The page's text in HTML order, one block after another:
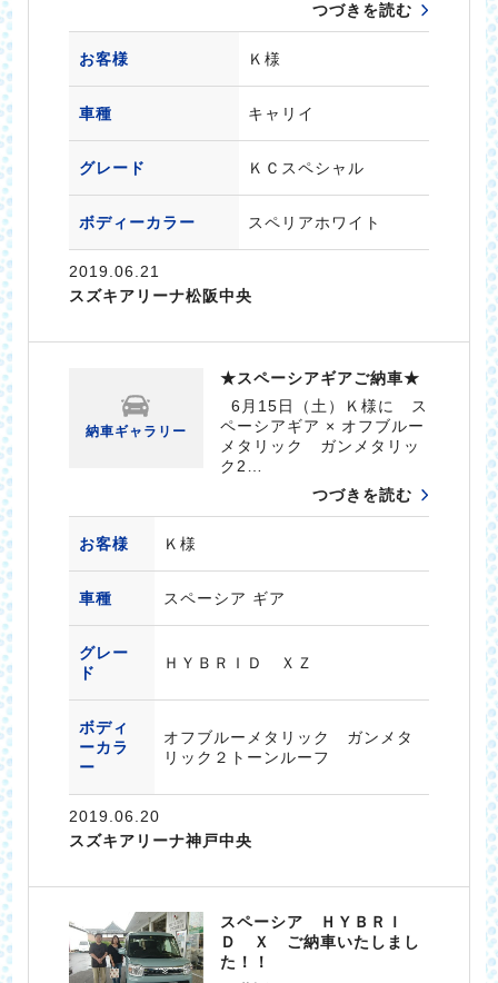
つづきを読む
お客様 Ｋ様
車種 キャリイ
グレード ＫＣスペシャル
ボディーカラー スペリアホワイト
2019.06.21
スズキアリーナ松阪中央
納車ギャラリー
★スペーシアギアご納車★
6月15日（土）Ｋ様に ス
ペーシアギア × オフブルー
メタリック ガンメタリッ
ク2…
つづきを読む
お客様 Ｋ様
車種 スペーシア ギア
グレー
ド
ＨＹＢＲＩＤ ＸＺ
ボディ
ーカラ
ー
オフブルーメタリック ガンメタ
リック２トーンルーフ
2019.06.20
スズキアリーナ神戸中央
スペーシア ＨＹＢＲＩ
Ｄ Ｘ ご納車いたしまし
た！！